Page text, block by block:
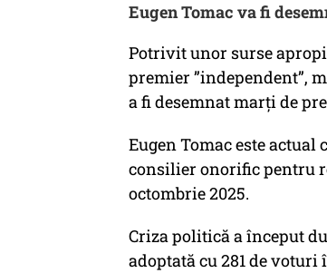
Eugen Tomac va fi
Potrivit unor surse
premier ”independent”,
a fi desemnat marți de
Eugen Tomac este
consilier onorific pentru
octombrie 2025.
Criza politică a început
adoptată cu 281 de voturi